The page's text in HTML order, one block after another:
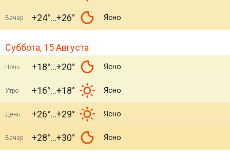
Вечер +24° +26° Ясно
Суббота, 15 Августа
Ночь +18° +20° Ясно
Утро +16° +18° Ясно
День +26° +29° Ясно
Вечер +28° +30° Ясно